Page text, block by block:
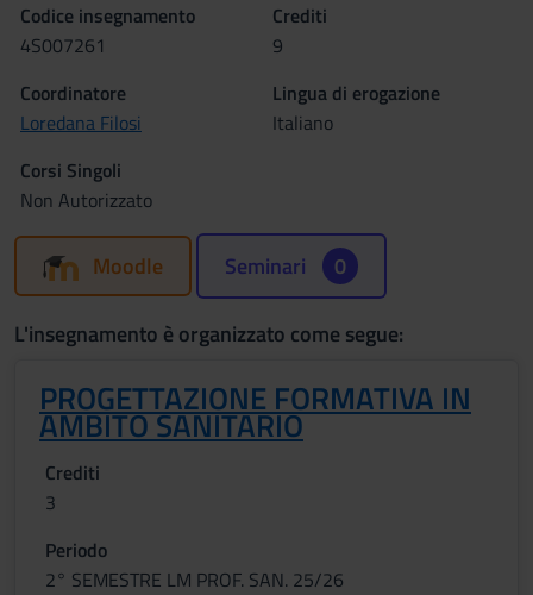
Codice insegnamento
4S007261
Crediti
9
Coordinatore
Loredana Filosi
Lingua di erogazione
Italiano
Corsi Singoli
Non Autorizzato
Moodle Seminari 0
L'insegnamento è organizzato come segue:
PROGETTAZIONE FORMATIVA IN
AMBITO SANITARIO
Crediti
3
Periodo
2° SEMESTRE LM PROF. SAN. 25/26